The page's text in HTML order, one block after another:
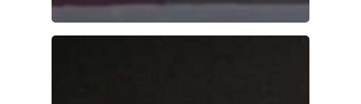
Medio Ambiente
Planeta Rural